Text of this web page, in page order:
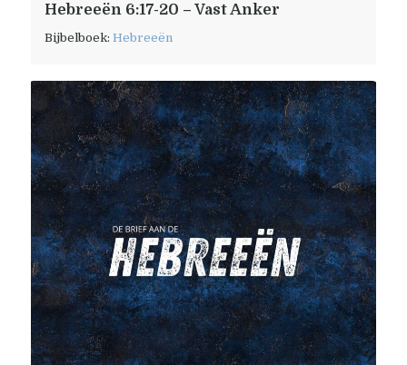
Hebreeën 6:17-20 – Vast Anker
Bijbelboek:Hebreeën